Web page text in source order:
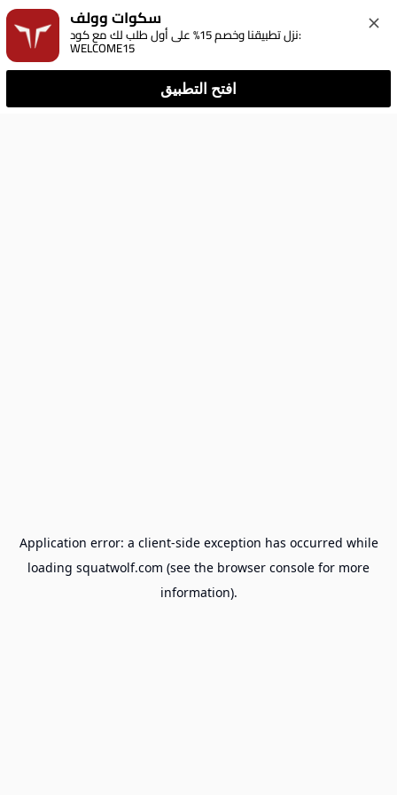
سكوات وولف
نزل تطبيقنا وخصم 15% على أول طلب لك مع كود:
WELCOME15
افتح التطبيق
Application error: a client-side exception has occurred while
loading squatwolf.com (see the browser console for more
information).